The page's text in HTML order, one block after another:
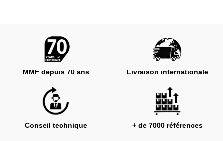
MMF depuis 70 ans Livraison internationale
Conseil technique + de 7000 références